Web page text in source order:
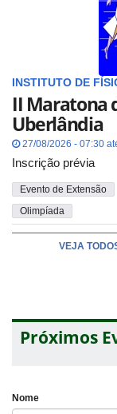
INSTITUTO DE
II Maratona
Uberlândia
27/08/2026 - 07:30
Inscrição prévia
Evento de Extensão
Olimpíada
VEJA
Próximos
Nome